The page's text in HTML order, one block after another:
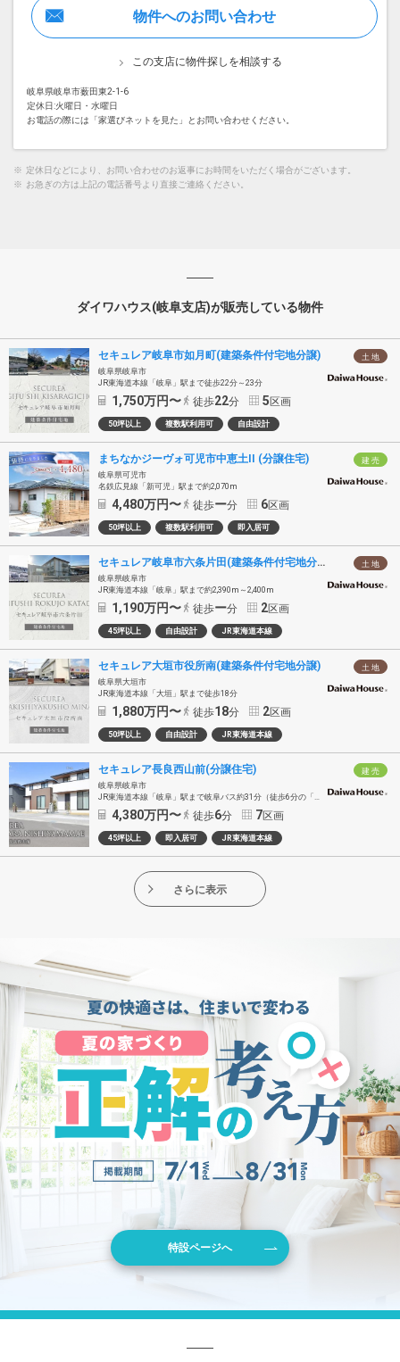
物件へのお問い合わせ
この支店に物件探しを相談する
岐阜県岐阜市薮田東2-1-6
定休日:火曜日・水曜日
お電話の際には「家選びネットを見た」とお問い合わせください。
※ 定休日などにより、お問い合わせのお返事にお時間をいただく場合がございます。
※ お急ぎの方は上記の電話番号より直接ご連絡ください。
ダイワハウス(岐阜支店)が販売している物件
土 地
セキュレア岐阜市如月町(建築条件付宅地分譲)
岐阜県岐阜市
JR東海道本線「岐阜」駅まで徒歩22分～23分
1,750万円〜 徒歩22分 5区画
50坪以上 複数駅利用可 自由設計
建 売
まちなかジーヴォ可児市中恵土II (分譲住宅)
岐阜県可児市
名鉄広見線「新可児」駅まで約2,070m
4,480万円〜 徒歩ー分 6区画
50坪以上 複数駅利用可 即入居可
土 地
セキュレア岐阜市六条片田(建築条件付宅地分譲)
岐阜県岐阜市
JR東海道本線「岐阜」駅まで約2,390m～2,400m
1,190万円〜 徒歩ー分 2区画
45坪以上 自由設計 JR東海道本線
土 地
セキュレア大垣市役所南(建築条件付宅地分譲)
岐阜県大垣市
JR東海道本線「大垣」駅まで徒歩18分
1,880万円〜 徒歩18分 2区画
50坪以上 自由設計 JR東海道本線
建 売
セキュレア長良西山前(分譲住宅)
岐阜県岐阜市
JR東海道本線「岐阜」駅まで岐阜バス約31分（徒歩6分の「真福寺公民館口」バス停乗車）
4,380万円〜 徒歩6分 7区画
45坪以上 即入居可 JR東海道本線
さらに表示
特設ページへ